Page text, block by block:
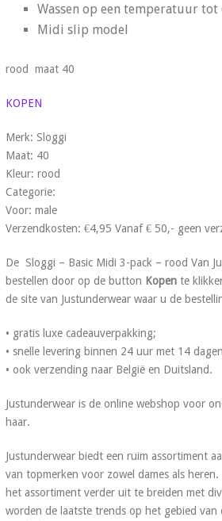
Wassen op een temperatuur tot
Midi slip model
rood maat 40
KOPEN
Merk: Sloggi
Maat: 40
Kleur: rood
Categorie:
Voor: male
Verzendkosten: €4,95 Vanaf € 50,- geen
De Sloggi – Basic Midi 3-pack – rood Van
bestellen door op de button Kopente
de site van Justunderwear waar u de
• gratis luxe cadeauverpakking;
• snelle levering binnen 24 uur met 14
• ook verzending naar België en Duitsland.
Justunderwear is de online webshop voor
haar.
Justunderwear biedt een ruim assortiment
van topmerken voor zowel dames als
het assortiment verder uit te breiden met
worden de laatste trends op het gebied van